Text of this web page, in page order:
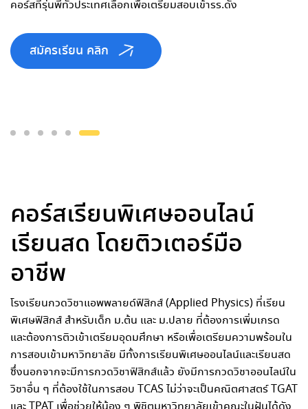
คอร์สที่รุ่นพี่ทั่วประเทศเลือกเพื่อเตรียมสอบเข้ารร.ดัง
สมัครเรียน คลิก
หลักนาที...รับจำนวนจำกัด
สมัครเรียน คลิก
คอร์สเรียนพิเศษออนไลน์
เรียนสด โดยติวเตอร์มือ
อาชีพ
โรงเรียนกวดวิชาแอพพลายด์ฟิสิกส์ (Applied Physics) ที่เรียน
พิเศษฟิสิกส์ สำหรับเด็ก ม.ต้น และ ม.ปลาย ที่ต้องการเพิ่มเกรด
และต้องการติวเข้าเตรียมอุดมศึกษา หรือเพื่อเตรียมความพร้อมใน
การสอบเข้ามหาวิทยาลัย มีทั้งการเรียนพิเศษออนไลน์และเรียนสด
ซึ่งนอกจากจะมีการกวดวิชาฟิสิกส์แล้ว ยังมีการกวดวิชาออนไลน์ใน
วิชาอื่น ๆ ที่ต้องใช้ในการสอบ TCAS ไม่ว่าจะเป็นคณิตศาสตร์ TGAT
และ TPAT เพื่อช่วยให้น้อง ๆ พิชิตมหาวิทยาลัยเข้าคณะในฝันได้ดัง